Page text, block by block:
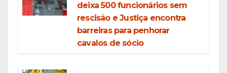
deixa 500 funcionários sem
rescisão e Justiça encontra
barreiras para penhorar
cavalos de sócio